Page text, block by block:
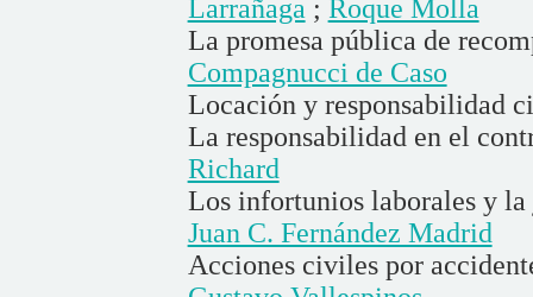
Larrañaga ; Roque Molla
La promesa pública de
Compagnucci de Caso
Locación y responsabilidad
La responsabilidad en el
Richard
Los infortunios laborales y
Juan C. Fernández Madrid
Acciones civiles por